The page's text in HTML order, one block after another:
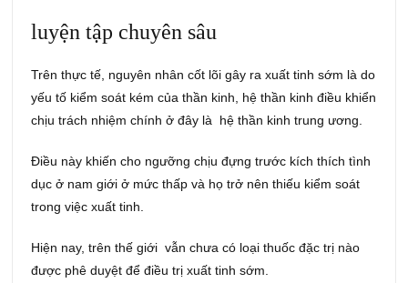
luyện tập chuyên sâu
Trên thực tế, nguyên nhân cốt lõi gây ra xuất tinh sớm là do
yếu tố kiểm soát kém của thần kinh, hệ thần kinh điều khiển
chịu trách nhiệm chính ở đây là hệ thần kinh trung ương.
Điều này khiến cho ngưỡng chịu đựng trước kích thích tình
dục ở nam giới ở mức thấp và họ trở nên thiếu kiểm soát
trong việc xuất tinh.
Hiện nay, trên thế giới vẫn chưa có loại thuốc đặc trị nào
được phê duyệt để điều trị xuất tinh sớm.